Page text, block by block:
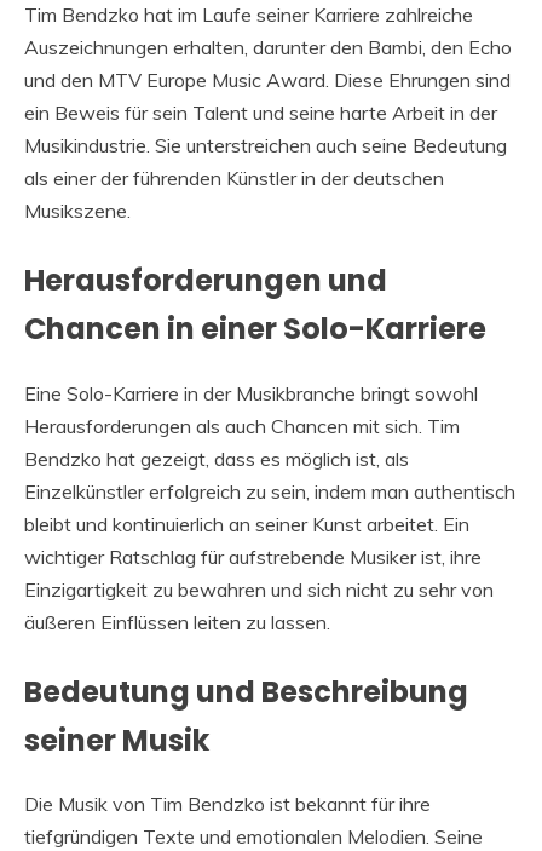
Tim Bendzko hat im Laufe seiner Karriere zahlreiche
Auszeichnungen erhalten, darunter den Bambi, den Echo
und den MTV Europe Music Award. Diese Ehrungen sind
ein Beweis für sein Talent und seine harte Arbeit in der
Musikindustrie. Sie unterstreichen auch seine Bedeutung
als einer der führenden Künstler in der deutschen
Musikszene.
Herausforderungen und
Chancen in einer Solo-Karriere
Eine Solo-Karriere in der Musikbranche bringt sowohl
Herausforderungen als auch Chancen mit sich. Tim
Bendzko hat gezeigt, dass es möglich ist, als
Einzelkünstler erfolgreich zu sein, indem man authentisch
bleibt und kontinuierlich an seiner Kunst arbeitet. Ein
wichtiger Ratschlag für aufstrebende Musiker ist, ihre
Einzigartigkeit zu bewahren und sich nicht zu sehr von
äußeren Einflüssen leiten zu lassen.
Bedeutung und Beschreibung
seiner Musik
Die Musik von Tim Bendzko ist bekannt für ihre
tiefgründigen Texte und emotionalen Melodien. Seine